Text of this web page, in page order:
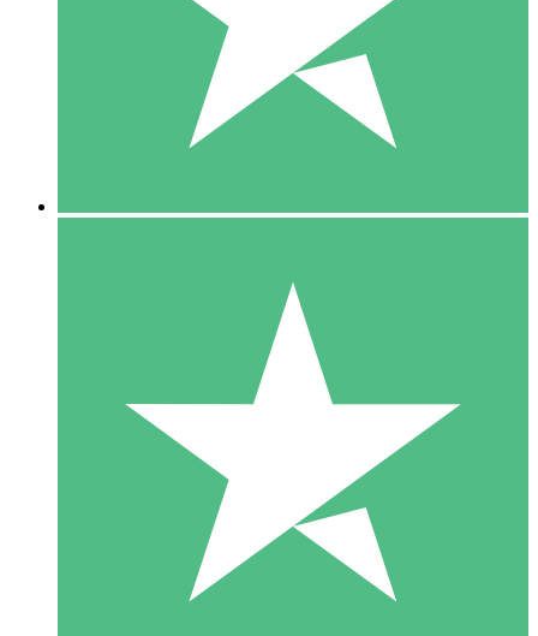
1 Nedladdningar
10 00
10 Nedladdningar
20 00